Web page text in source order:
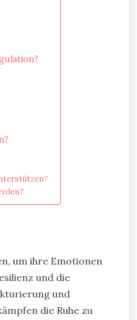
um ihre Emotionen
und die
und
die Ruhe zu